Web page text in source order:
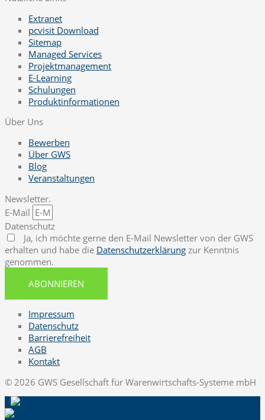
Extranet
pcvisit Download
Sitemap
Managed Services
Projektmanagement
E-Learning
Schulungen
Produktinformationen
Über Uns
Bewerben
Über GWS
Blog
Veranstaltungen
Newsletter.
E-Mail
Datenschutz
Ja, ich möchte gerne den E-Mail Newsletter von der GWS
erhalten und habe die Datenschutzerklärung zur Kenntnis
genommen.
ABONNIEREN
Impressum
Datenschutz
Barrierefreiheit
AGB
Kontakt
© 2026 GWS Gesellschaft für Warenwirtschafts-Systeme mbH